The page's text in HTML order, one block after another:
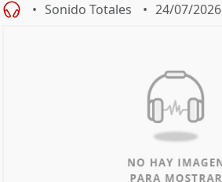
Sonido Totales 24/07/2026